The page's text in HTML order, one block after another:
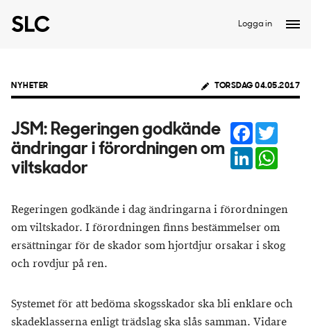
Logga in
NYHETER TORSDAG 04.05.2017
JSM: Regeringen godkände
ändringar i förordningen om
viltskador
Facebook
LinkedIn
Regeringen godkände i dag ändringarna i förordningen
om viltskador. I förordningen finns bestämmelser om
ersättningar för de skador som hjortdjur orsakar i skog
och rovdjur på ren.
Systemet för att bedöma skogsskador ska bli enklare och
skadeklasserna enligt trädslag ska slås samman. Vidare